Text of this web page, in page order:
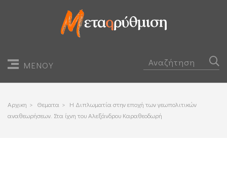
ΜΕΝΟΥ
Αρχικη > Θεματα > Η Διπλωματία στην εποχή των γεωπολιτικών
αναθεωρήσεων. Στα ίχνη του Αλεξάνδρου Καραθεοδωρή